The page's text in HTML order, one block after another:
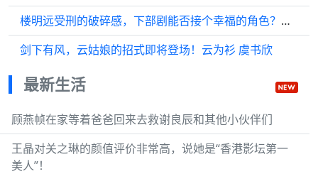
楼明远受刑的破碎感，下部剧能否接个幸福的角色？真的心疼！肖顺尧 孤战迷城
剑下有风，云姑娘的招式即将登场！云为衫 虞书欣
最新生活
顾燕帧在家等着爸爸回来去救谢良辰和其他小伙伴们
王晶对关之琳的颜值评价非常高，说她是“香港影坛第一
美人”！